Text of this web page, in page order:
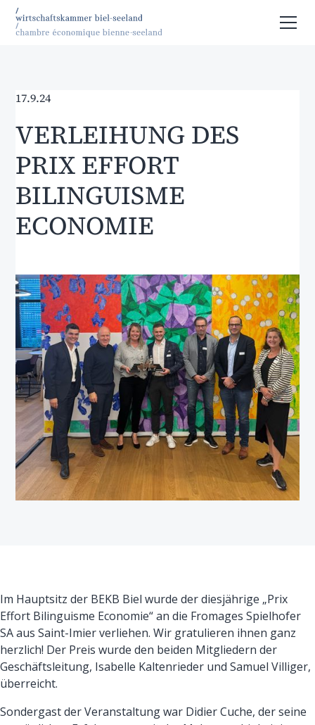
17.9.24
VERLEIHUNG DES
PRIX EFFORT
BILINGUISME
ECONOMIE
Im Hauptsitz der BEKB Biel wurde der diesjährige „Prix
Effort Bilinguisme Economie“ an die Fromages Spielhofer
SA aus Saint-Imier verliehen. Wir gratulieren ihnen ganz
herzlich! Der Preis wurde den beiden Mitgliedern der
Geschäftsleitung, Isabelle Kaltenrieder und Samuel Villiger,
überreicht.
Sondergast der Veranstaltung war Didier Cuche, der seine